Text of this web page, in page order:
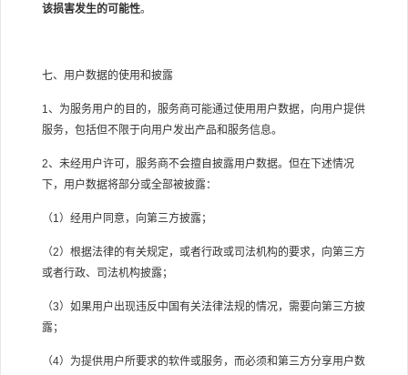
该损害发生的可能性。
七、用户数据的使用和披露
1、为服务用户的目的，服务商可能通过使用用户数据，向用户提供
服务，包括但不限于向用户发出产品和服务信息。
2、未经用户许可，服务商不会擅自披露用户数据。但在下述情况
下，用户数据将部分或全部被披露：
（1）经用户同意，向第三方披露；
（2）根据法律的有关规定，或者行政或司法机构的要求，向第三方
或者行政、司法机构披露；
（3）如果用户出现违反中国有关法律法规的情况，需要向第三方披
露；
（4）为提供用户所要求的软件或服务，而必须和第三方分享用户数